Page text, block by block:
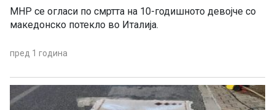
МНР се огласи по смртта на 10-годишното девојче со
македонско потекло во Италија.
пред 1 година